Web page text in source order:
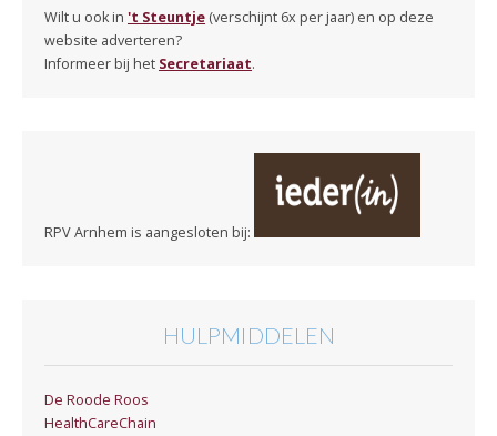
Wilt u ook in 't Steuntje (verschijnt 6x per jaar) en op deze
website adverteren?
Informeer bij het Secretariaat.
RPV Arnhem is aangesloten bij:
HULPMIDDELEN
De Roode Roos
HealthCareChain